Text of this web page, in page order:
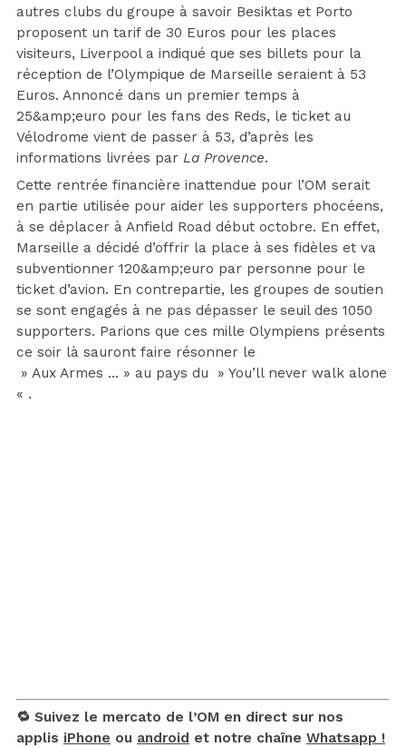
autres clubs du groupe à savoir Besiktas et Porto
proposent un tarif de 30 Euros pour les places
visiteurs, Liverpool a indiqué que ses billets pour la
réception de l’Olympique de Marseille seraient à 53
Euros. Annoncé dans un premier temps à
25&amp;euro pour les fans des Reds, le ticket au
Vélodrome vient de passer à 53, d’après les
informations livrées par La Provence.
Cette rentrée financière inattendue pour l’OM serait
en partie utilisée pour aider les supporters phocéens,
à se déplacer à Anfield Road début octobre. En effet,
Marseille a décidé d’offrir la place à ses fidèles et va
subventionner 120&amp;euro par personne pour le
ticket d’avion. En contrepartie, les groupes de soutien
se sont engagés à ne pas dépasser le seuil des 1050
supporters. Parions que ces mille Olympiens présents
ce soir là sauront faire résonner le
» Aux Armes … » au pays du » You’ll never walk alone
« .
🔁 Suivez le mercato de l’OM en direct sur nos
applis iPhone ou android et notre chaîne Whatsapp !